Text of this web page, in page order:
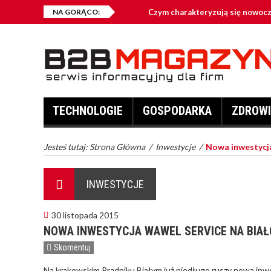
NA GORĄCO: Czym charakteryzują się
Kontenery na złom – kiedy warto
Co zalicza się do odzieży
Fotowoltaika – dlaczego jest
TECHNOLOGIE GOSPODARKA
Jesteś tutaj: Strona Główna / Inwestycje / Nowa
INWESTYCJE
30 listopada 2015
NOWA INWESTYCJA WAWEL SERVICE NA
Skomentuj